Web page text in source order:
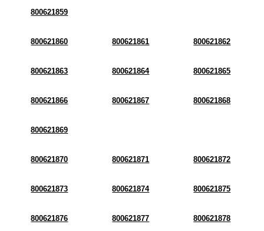
800621859
800621860 800621861 800621862
800621863 800621864 800621865
800621866 800621867 800621868
800621869
800621870 800621871 800621872
800621873 800621874 800621875
800621876 800621877 800621878